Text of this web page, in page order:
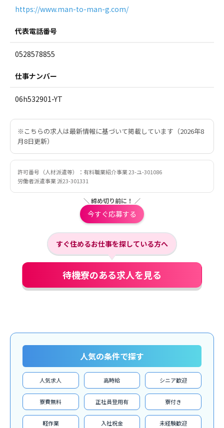
https://www.man-to-man-g.com/
代表電話番号
0528578855
仕事ナンバー
06h532901-YT
※こちらの求人は最新情報に基づいて掲載しています（2026年8
月8日更新）
許可番号（人材派遣等）：有料職業紹介事業 23-ユ-301086
労働者派遣事業 派23-301331
＼ 締め切り前に！ ／
今すぐ応募する
すぐ住めるお仕事を探している方へ
待機寮のある求人を見る
人気の条件で探す
人気求人 高時給 シニア歓迎
寮費無料 正社員登用有 寮付き
軽作業 入社祝金 未経験歓迎